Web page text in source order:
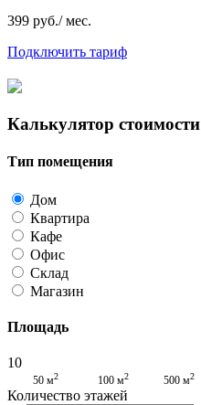
399 руб./ мес.
Подключить тариф
Калькулятор стоимости
Тип помещения
Дом
Квартира
Кафе
Офис
Склад
Магазин
Площадь
10
50 м2 100 м2 500 м2
Количество этажей